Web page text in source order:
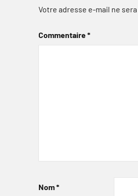
Votre adresse e-mail ne sera
Commentaire*
Nom*